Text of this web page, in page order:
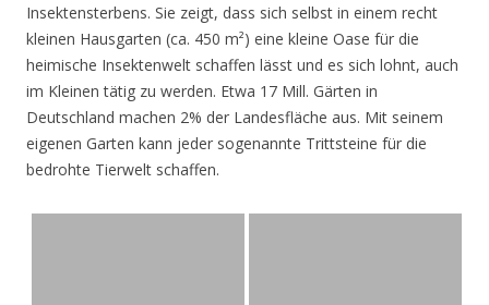
Insektensterbens. Sie zeigt, dass sich selbst in einem recht
kleinen Hausgarten (ca. 450 m²) eine kleine Oase für die
heimische Insektenwelt schaffen lässt und es sich lohnt, auch
im Kleinen tätig zu werden. Etwa 17 Mill. Gärten in
Deutschland machen 2% der Landesfläche aus. Mit seinem
eigenen Garten kann jeder sogenannte Trittsteine für die
bedrohte Tierwelt schaffen.